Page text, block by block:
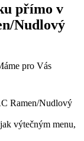
přímo v
Nudlový
pro Vás
Ramen/Nudlový
výtečným menu,